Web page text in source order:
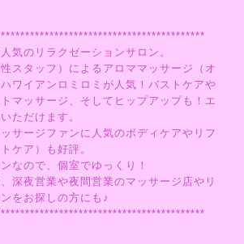
気のリラクゼーションサロン。
スタッフ）によるアロママッサージ（オ
ワイアンロミロミが人気！バストケアや
マッサージ、そしてヒップアップも！エ
ただけます。
サージファンに人気のボディケアやリフ
ケア）も好評。
なので、個室でゆっくり！
深夜営業や夜間営業のマッサージ店やリ
をお探しの方にも♪